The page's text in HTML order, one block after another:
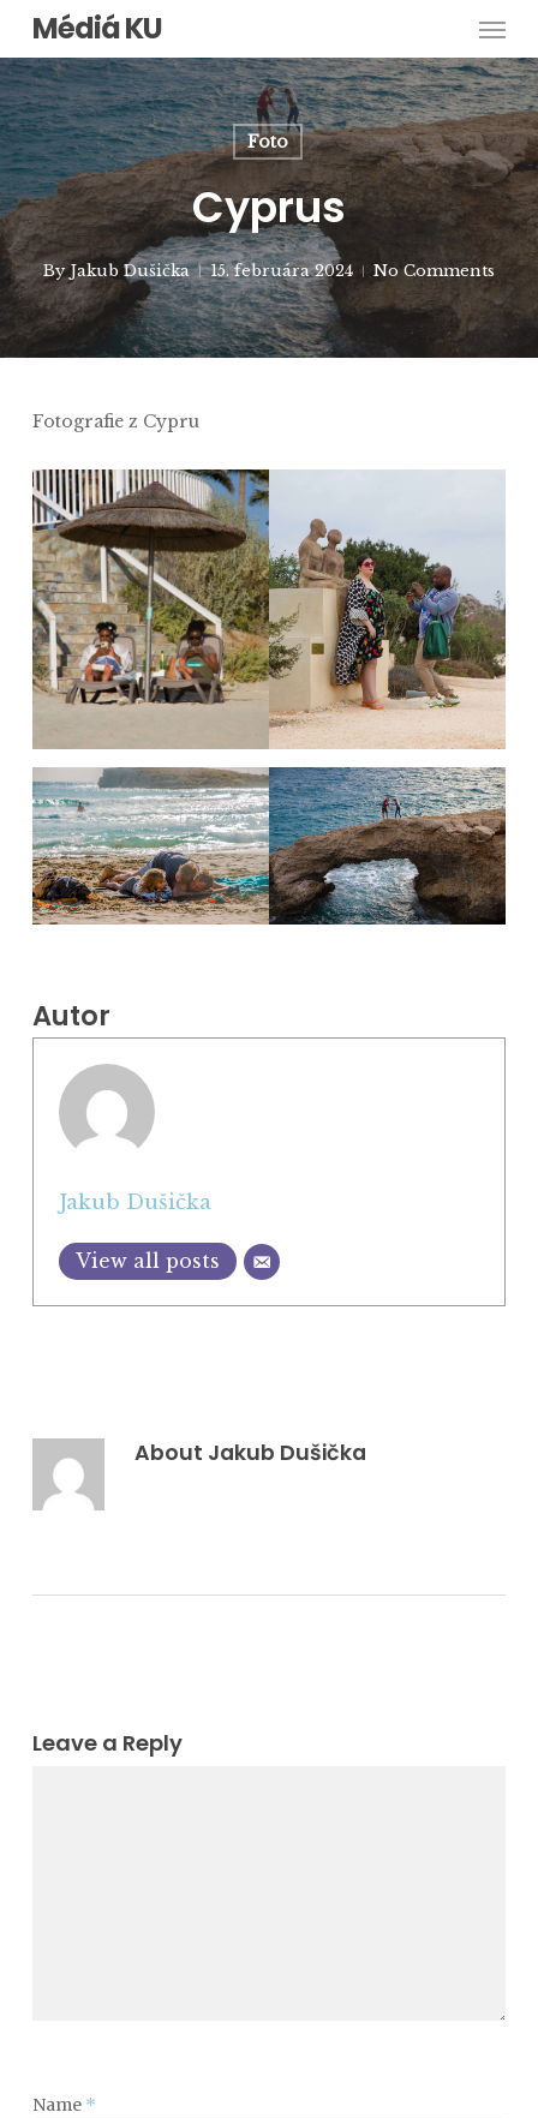
Skip
main
content
Médiá KU
Foto
Cyprus
By Jakub Dušička 15. februára 2024 No Comments
Fotografie z Cypru
Autor
Jakub Dušička
View all posts
About Jakub Dušička
Leave a Reply
Name *